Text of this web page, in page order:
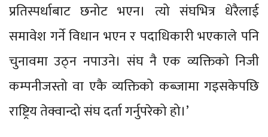
प्रतिस्पर्धाबाट छनोट भएन। त्यो संघभित्र धेरैलाई
समावेश गर्ने विधान भएन र पदाधिकारी भएकाले पनि
चुनावमा उठ्न नपाउने। संघ नै एक व्यक्तिको निजी
कम्पनीजस्तो वा एकै व्यक्तिको कब्जामा गइसकेपछि
राष्ट्रिय तेक्वान्दो संघ दर्ता गर्नुपरेको हो।’